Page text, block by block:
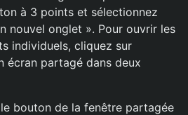
à 3 points et sélectionnez
nouvel onglet ». Pour ouvrir les
individuels, cliquez sur
écran partagé dans deux
bouton de la fenêtre partagée